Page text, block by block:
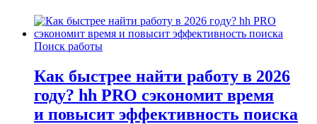
Поиск работы
Как быстрее найти работу в 2026
году? hh PRO сэкономит время
и повысит эффективность поиска